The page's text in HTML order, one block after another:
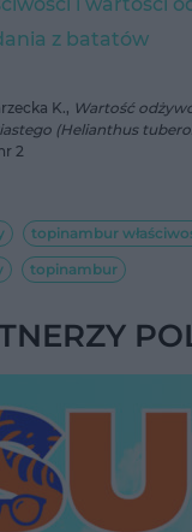
z batatów
K., Wartość
(Helianthus
2
topinambur
topinambur